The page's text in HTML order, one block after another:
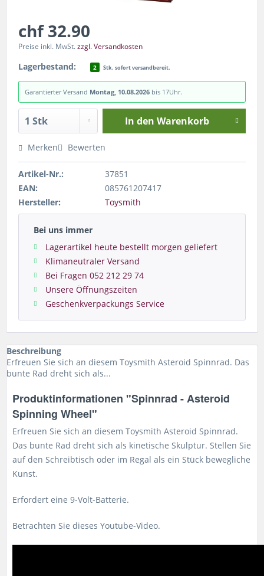
chf 32.90
Preise inkl. MwSt.zzgl. Versandkosten
Lagerbestand: 2 Stk. sofort versandbereit.
Garantierter Versand Montag, 10.08.2026 bis 17Uhr.
In den Warenkorb
Merken Bewerten
Artikel-Nr.:
37851
EAN:
085761207417
Hersteller:
Toysmith
Bei uns immer
Lagerartikel heute bestellt morgen geliefert
Klimaneutraler Versand
Bei Fragen 052 212 29 74
Unsere Öffnungszeiten
Geschenkverpackungs Service
Beschreibung
Erfreuen Sie sich an diesem Toysmith Asteroid Spinnrad. Das
bunte Rad dreht sich als...
Produktinformationen "Spinnrad - Asteroid
Spinning Wheel"
Erfreuen Sie sich an diesem Toysmith Asteroid Spinnrad.
Das bunte Rad dreht sich als kinetische Skulptur. Stellen Sie
auf den Schreibtisch oder im Regal als ein Stück bewegliche
Kunst.
Erfordert eine 9-Volt-Batterie.
Betrachten Sie dieses Youtube-Video.